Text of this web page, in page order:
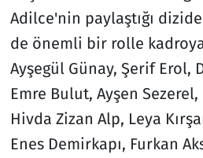
Adilce'nin paylaştığı
de önemli bir rolle kadroya
Ayşegül Günay, Şerif Erol,
Emre Bulut, Ayşen
Hivda Zizan Alp, Leya
Enes Demirkapı, Furkan